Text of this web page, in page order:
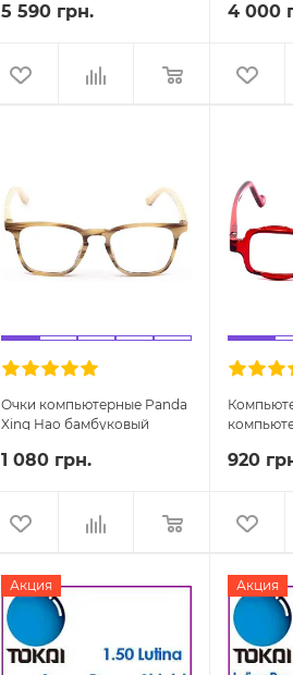
5 590 грн. 4 000
Очки компьютерные Panda
Xing Hao бамбуковый
1 080 грн. 920
Акция Акция